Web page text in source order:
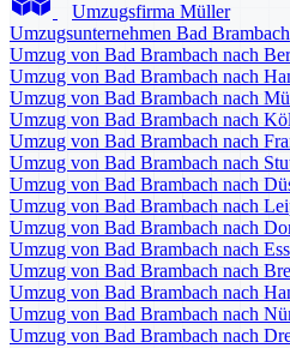
Umzugsfirma Müller
Umzugsunternehmen Bad Brambach
Umzug von Bad Brambach nach
Umzug von Bad Brambach nach
Umzug von Bad Brambach nach
Umzug von Bad Brambach nach
Umzug von Bad Brambach nach
Umzug von Bad Brambach nach
Umzug von Bad Brambach nach
Umzug von Bad Brambach nach
Umzug von Bad Brambach nach
Umzug von Bad Brambach nach
Umzug von Bad Brambach nach
Umzug von Bad Brambach nach
Umzug von Bad Brambach nach
Umzug von Bad Brambach nach